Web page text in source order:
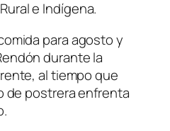
e Indígena.
para agosto y
durante la
al tiempo que
de postrera enfrenta